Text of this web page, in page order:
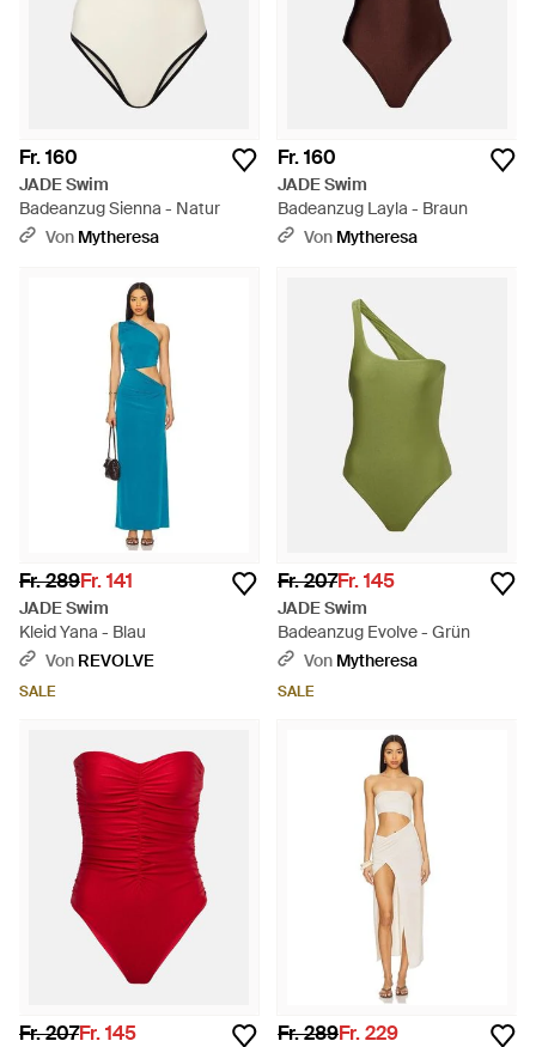
Fr. 160
JADE Swim
Badeanzug Sienna - Natur
Von Mytheresa
Fr. 160
JADE Swim
Badeanzug Layla - Braun
Von Mytheresa
Fr. 289Fr. 141
JADE Swim
Kleid Yana - Blau
Von REVOLVE
SALE
Fr. 207Fr. 145
JADE Swim
Badeanzug Evolve - Grün
Von Mytheresa
SALE
Fr. 207Fr. 145 Fr. 289Fr. 229